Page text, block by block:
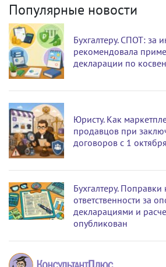
Популярные новости
Бухгалтеру. СПОТ: за
рекомендовала
декларации по
Юристу. Как
продавцов при
договоров с 1
Бухгалтеру.
ответственности за
декларациями и
опубликован